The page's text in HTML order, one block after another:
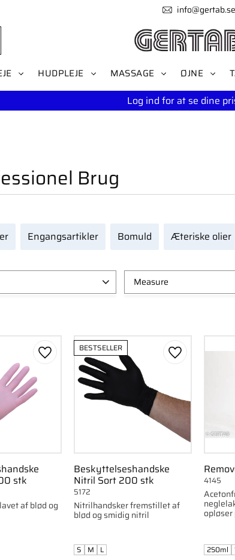
info@gertab.se
HUDPLEJE MASSAGE ØJNE
Log ind for at se dine
Brug
Engangsartikler Bomuld Æteriske olier
Measure
8cm x 12cm
Vis flere
stk
af blød og
Gem som favorit
Beskyttelseshandske
Nitril Sort 200 stk
Nitrilhandsker fremstillet af
blød og smidig nitril
5172
BESTSELLER
Gem som
S M L
4145
250ml